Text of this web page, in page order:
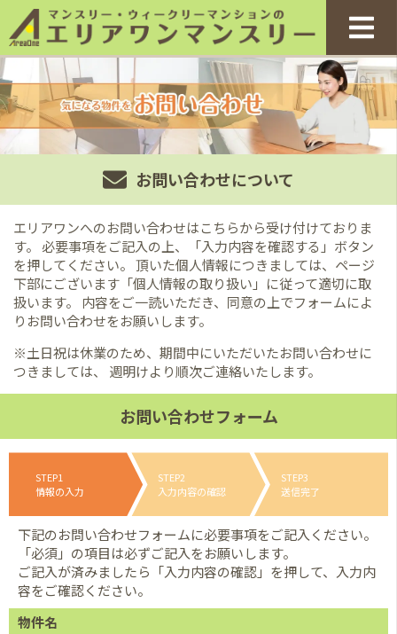
お問い合わせについて
エリアワンへのお問い合わせはこちらから受け付けておりま
す。
必要事項をご記入の上、「入力内容を確認する」ボタン
を押してください。 頂いた個人情報につきましては、ページ
下部にございます「個人情報の取り扱い」に従って適切に取
扱います。
内容をご一読いただき、同意の上でフォームによ
りお問い合わせをお願いします。
※土日祝は休業のため、期間中にいただいたお問い合わせに
つきましては、
週明けより順次ご連絡いたします。
お問い合わせフォーム
STEP1
情報の入力
STEP2
入力内容の確認
STEP3
送信完了
下記のお問い合わせフォームに必要事項をご記入ください。
「必須」の項目は必ずご記入をお願いします。
ご記入が済みましたら「入力内容の確認」を押して、入力内
容をご確認ください。
物件名